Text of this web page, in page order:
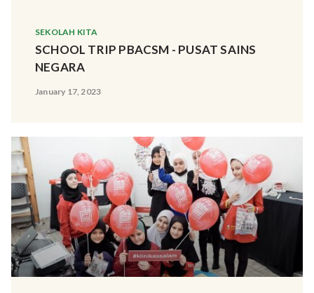
SEKOLAH KITA
SCHOOL TRIP PBACSM - PUSAT SAINS
NEGARA
January 17, 2023